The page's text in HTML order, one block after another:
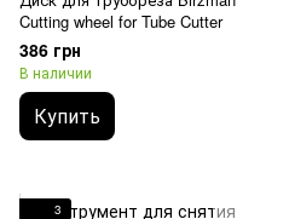
Cutting wheel for Tube Cutter
386 грн
В наличии
Купить
3